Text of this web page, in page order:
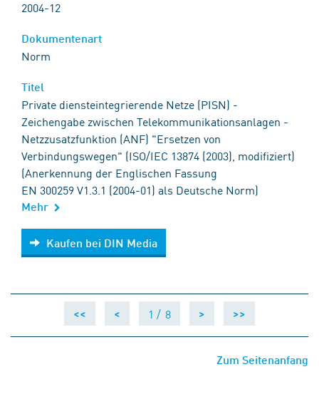
2004-12
Norm
Private diensteintegrierende Netze (PISN) -
Zeichengabe zwischen Telekommunikationsanlagen -
Netzzusatzfunktion (ANF) "Ersetzen von
Verbindungswegen" (ISO/IEC 13874 (2003), modifiziert)
(Anerkennung der Englischen Fassung
EN 300259 V1.3.1 (2004-01) als Deutsche Norm)
Mehr
Kaufen bei DIN Media
Kaufen bei DIN Media
<< < 1 / 8 > >>
Zum Seitenanfang